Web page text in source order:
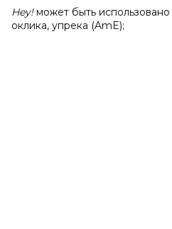
Hey!может быть использовано
оклика, упрека (AmE);